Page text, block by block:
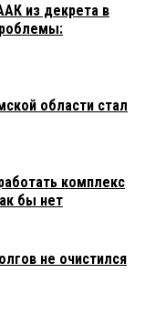
из декрета в
области стал
комплекс
бы нет
не очистился